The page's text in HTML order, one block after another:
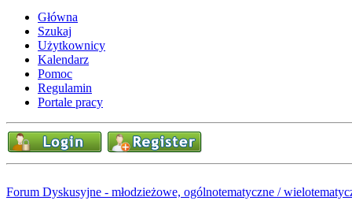
Główna
Szukaj
Użytkownicy
Kalendarz
Pomoc
Regulamin
Portale pracy
Forum Dyskusyjne - młodzieżowe, ogólnotematyczne /